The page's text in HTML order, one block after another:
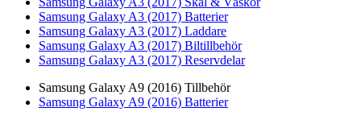
Samsung Galaxy A3 (2017) Batterier
Samsung Galaxy A3 (2017) Laddare
Samsung Galaxy A3 (2017) Biltillbehör
Samsung Galaxy A3 (2017) Reservdelar
Samsung Galaxy A9 (2016) Tillbehör
Samsung Galaxy A9 (2016) Batterier